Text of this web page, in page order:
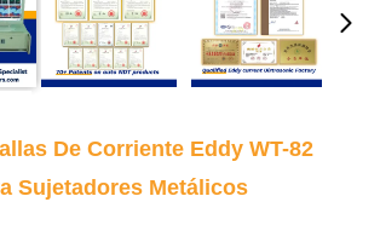
De Corriente Eddy WT-82
Sujetadores Metálicos